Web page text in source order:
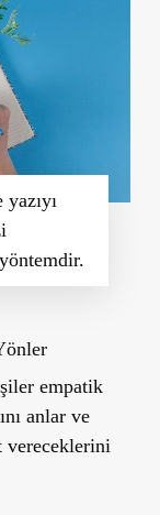
empatik
anlar ve
vereceklerini